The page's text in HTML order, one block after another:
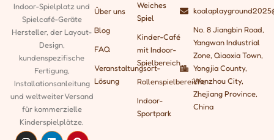
Indoor-Spielplatz und
Spielcafé-Geräte
Hersteller, der Layout-
Design,
kundenspezifische
Fertigung,
Installationsanleitung
und weltweiter Versand
für kommerzielle
Kinderspielplätze.
Über uns
Blog
FAQ
Veranstaltungsort-
Lösung
Weiches
Spiel
Kinder-Café
mit Indoor-
Spielbereich
Rollenspielbereiche
Indoor-
Sportpark
No. 8 Jiangbin Road,
Yangwan Industrial
Zone, Qiaoxia Town,
Yongjia County,
Wenzhou City,
Zhejiang Province,
China